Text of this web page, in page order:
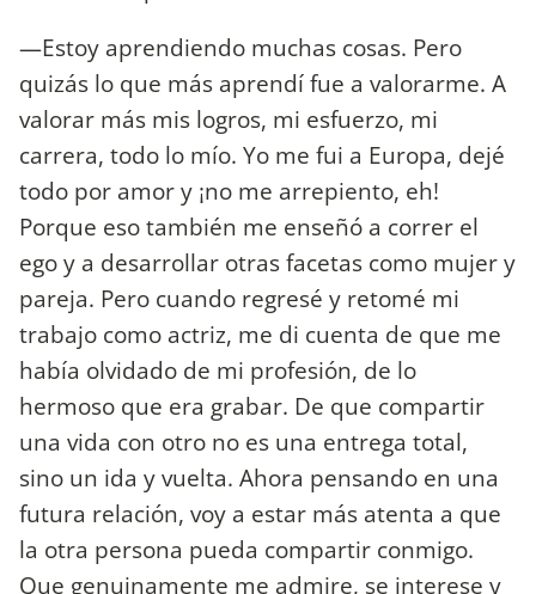
—Estoy aprendiendo muchas cosas. Pero
quizás lo que más aprendí fue a valorarme. A
valorar más mis logros, mi esfuerzo, mi
carrera, todo lo mío. Yo me fui a Europa, dejé
todo por amor y ¡no me arrepiento, eh!
Porque eso también me enseñó a correr el
ego y a desarrollar otras facetas como mujer y
pareja. Pero cuando regresé y retomé mi
trabajo como actriz, me di cuenta de que me
había olvidado de mi profesión, de lo
hermoso que era grabar. De que compartir
una vida con otro no es una entrega total,
sino un ida y vuelta. Ahora pensando en una
futura relación, voy a estar más atenta a que
la otra persona pueda compartir conmigo.
Que genuinamente me admire, se interese y